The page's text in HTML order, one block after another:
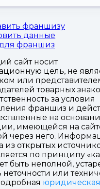
франшизу
данные
для франшиз
сайт носит
цель, не
или
товарных
за условия
франшиз и
на
имеющейся на
через него.
из открытых
по принципу
быть неполной,
неточности или
юридическая